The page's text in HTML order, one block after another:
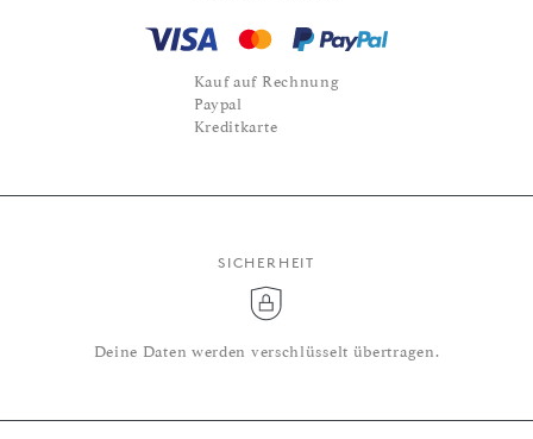
Kauf auf Rechnung
Paypal
Kreditkarte
SICHERHEIT
Deine Daten werden verschlüsselt übertragen.